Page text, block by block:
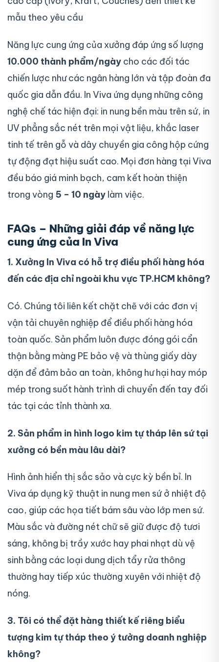
mẫu theo yêu cầu
Năng lực cung ứng của xưởng đáp ứng số lượng
10.000 thành phẩm/ngày cho các đối tác
chiến lược như các ngân hàng lớn và tập đoàn đa
quốc gia dẫn đầu. In Viva ứng dụng những công
nghệ chế tác hiện đại: in nung bền màu trên sứ, in
UV phẳng sắc nét trên mọi vật liệu, khắc laser
tinh tế trên gỗ và dây chuyền gia công hộp cứng
tự động đạt hiệu suất cao. Mọi đơn hàng tại Viva
đều báo giá minh bạch, cam kết hoàn thiện
trong vòng 5 – 10 ngày làm việc.
FAQs – Những giải đáp về năng lực
cung ứng của In Viva
1. Xưởng In Viva có hỗ trợ điều phối hàng hóa
đến các địa chỉ ngoài khu vực TP.HCM không?
Có. Chúng tôi liên kết chặt chẽ với các đơn vị
vận tải chuyên nghiệp để điều phối hàng hóa
toàn quốc. Sản phẩm luôn được đóng gói cẩn
thận bằng màng PE bảo vệ và thùng giấy dày
dặn để đảm bảo an toàn, không hư hại hay móp
mép trong suốt hành trình di chuyển đến tay đối
tác tại các tỉnh thành xa.
2. Sản phẩm in hình logo kim tự tháp lên sứ tại
xưởng có bền màu lâu dài?
Hình ảnh hiển thị sắc sảo và cực kỳ bền bỉ. In
Viva áp dụng kỹ thuật in nung men sứ ở nhiệt độ
cao, giúp các họa tiết bám sâu vào lớp men sứ.
Màu sắc và đường nét chữ sẽ giữ được độ tươi
sáng, không bị trầy xước hay phai nhạt dù vệ
sinh bằng các loại dung dịch tẩy rửa thông
thường hay tiếp xúc thường xuyên với nhiệt độ
nóng.
3. Tôi có thể đặt hàng thiết kế riêng biểu
tượng kim tự tháp theo ý tưởng doanh nghiệp
không?